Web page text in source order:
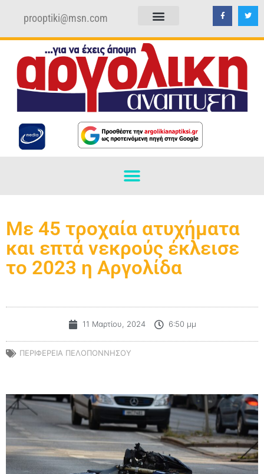
prooptiki@msn.com
Με 45 τροχαία ατυχήματα
και επτά νεκρούς έκλεισε
το 2023 η Αργολίδα
11 Μαρτίου, 2024 6:50 μμ
ΠΕΡΙΦΕΡΕΙΑ ΠΕΛΟΠΟΝΝΗΣΟΥ